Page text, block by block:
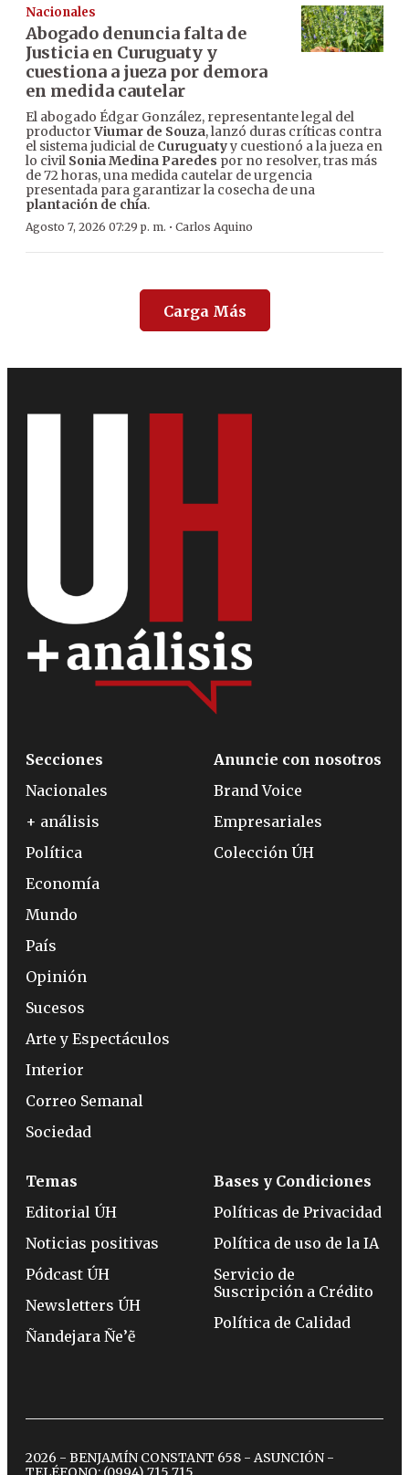
Nacionales
Abogado denuncia falta de
Justicia en Curuguaty y
cuestiona a jueza por demora
en medida cautelar
El abogado Édgar González, representante legal del
productorViumar de Souza, lanzó duras críticas contra
el sistema judicial de Curuguatyy cuestionó a la jueza en
lo civil Sonia Medina Paredes por no resolver, tras más
de 72 horas, una medida cautelar de urgencia
presentada para garantizar la cosecha de una
plantación de chía.
Agosto 7, 2026 07:29 p. m. · Carlos Aquino
Carga Más
Secciones
Nacionales
+ análisis
Política
Economía
Mundo
País
Opinión
Sucesos
Arte y Espectáculos
Interior
Correo Semanal
Sociedad
Anuncie con nosotros
Brand Voice
Empresariales
Colección ÚH
Temas
Editorial ÚH
Noticias positivas
Pódcast ÚH
Newsletters ÚH
Ñandejara Ñe’ẽ
Bases y Condiciones
Políticas de Privacidad
Política de uso de la IA
Servicio de
Suscripción a Crédito
Política de Calidad
2026 - BENJAMÍN CONSTANT 658 - ASUNCIÓN -